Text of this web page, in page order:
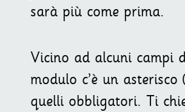
sarà più come prima.
Vicino ad alcuni campi
modulo c’è un asterisco
quelli obbligatori. Ti